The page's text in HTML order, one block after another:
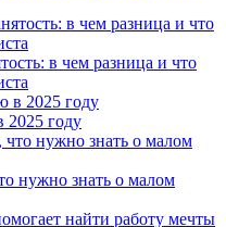
в чем разница и что
2025 году
нужно знать о малом